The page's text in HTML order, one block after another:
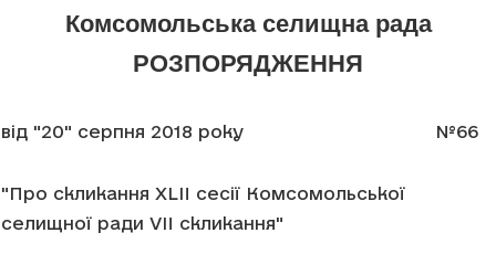
Комсомольська селищна рада
РОЗПОРЯДЖЕННЯ
від "20" серпня 2018 року №66
"Про скликання XLII сесії Комсомольської
селищної ради VII скликання"